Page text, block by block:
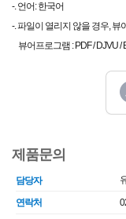
-. 언어: 한국어
-. 파일이 열리지 않을 경우,
뷰어프로그램 : PDF / DJVU /
제품문의
담당자
연락처